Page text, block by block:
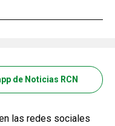
de Noticias RCN
las redes sociales